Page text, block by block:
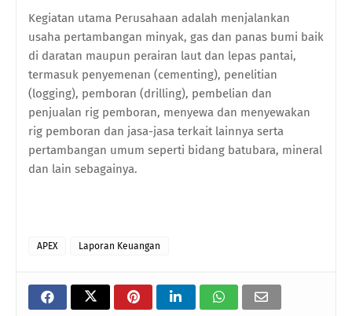
Kegiatan utama Perusahaan adalah menjalankan
usaha pertambangan minyak, gas dan panas bumi baik
di daratan maupun perairan laut dan lepas pantai,
termasuk penyemenan (cementing), penelitian
(logging), pemboran (drilling), pembelian dan
penjualan rig pemboran, menyewa dan menyewakan
rig pemboran dan jasa-jasa terkait lainnya serta
pertambangan umum seperti bidang batubara, mineral
dan lain sebagainya.
APEX Laporan Keuangan